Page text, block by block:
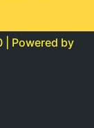
Powered by